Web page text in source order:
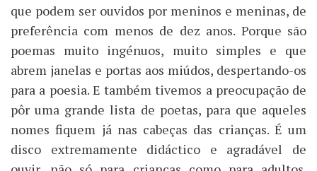
que podem ser ouvidos por meninos e meninas, de
preferência com menos de dez anos. Porque são
poemas muito ingénuos, muito simples e que
abrem janelas e portas aos miúdos, despertando-os
para a poesia. E também tivemos a preocupação de
pôr uma grande lista de poetas, para que aqueles
nomes fiquem já nas cabeças das crianças. É um
disco extremamente didáctico e agradável de